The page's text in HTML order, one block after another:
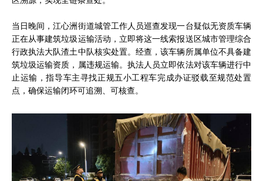
当日晚间，江心洲街道城管工作人员巡查发现一台疑似无资质车辆
正在从事建筑垃圾运输活动，立即将这一线索报送区城市管理综合
行政执法大队渣土中队核实处置。经查，该车辆所属单位不具备建
筑垃圾运输资质，属违规运输。执法人员立即依法对该车辆进行中
止运输，指导车主寻找正规五小工程车完成办证驳载至规范处置
点，确保运输闭环可追溯、可核查。